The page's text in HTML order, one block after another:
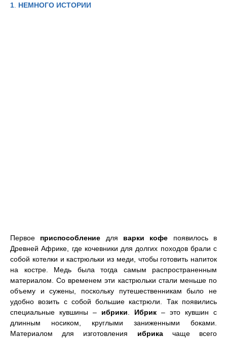
1 НЕМНОГО ИСТОРИИ
Первое приспособление для варки кофе появилось в
Древней Африке, где кочевники для долгих походов брали с
собой котелки и кастрюльки из меди, чтобы готовить напиток
на костре. Медь была тогда самым распространенным
материалом. Со временем эти кастрюльки стали меньше по
объему и сужены, поскольку путешественникам было не
удобно возить с собой большие кастрюли. Так появились
специальные кувшины – ибрики Ибрик – это кувшин с
длинным носиком, круглыми заниженными боками.
Материалом для изготовления ибрикачаще всего